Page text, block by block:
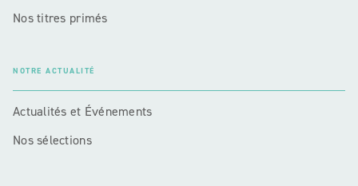
Nos titres primés
NOTRE ACTUALITÉ
Actualités et Événements
Nos sélections